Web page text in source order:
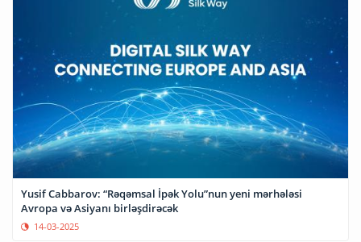
Yusif Cabbarov: “Rəqəmsal İpək Yolu”nun yeni mərhələsi
Avropa və Asiyanı birləşdirəcək
14-03-2025